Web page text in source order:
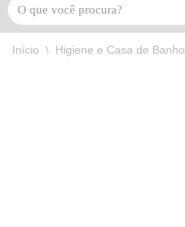
Início \ Higiene e Casa de Banho